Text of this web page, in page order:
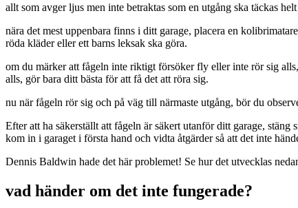
allt som avger ljus men inte betraktas som en utgång ska täckas
nära det mest uppenbara finns i ditt garage, placera en
röda kläder eller ett barns leksak ska göra.
om du märker att fågeln inte riktigt försöker fly eller inte rör sig
alls, gör bara ditt bästa för att få det att röra sig.
nu när fågeln rör sig och på väg till närmaste utgång, bör du
Efter att ha säkerställt att fågeln är säkert utanför ditt garage,
kom in i garaget i första hand och vidta åtgärder så att det inte
Dennis Baldwin hade det här problemet! Se hur det utvecklas
vad händer om det inte fungerade?